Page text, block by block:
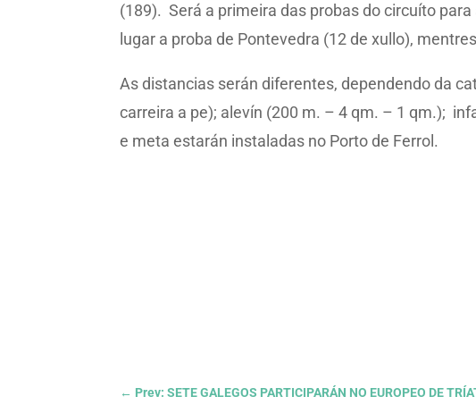
(189). Será a primeira das probas do circuíto
lugar a proba de Pontevedra (12 de xullo),
As distancias serán diferentes, dependendo da
carreira a pe); alevín (200 m. – 4 qm. – 1 qm.);
e meta estarán instaladas no Porto de Ferrol.
← Prev: SETE GALEGOS PARTICIPARÁN NO EUROPEO DE